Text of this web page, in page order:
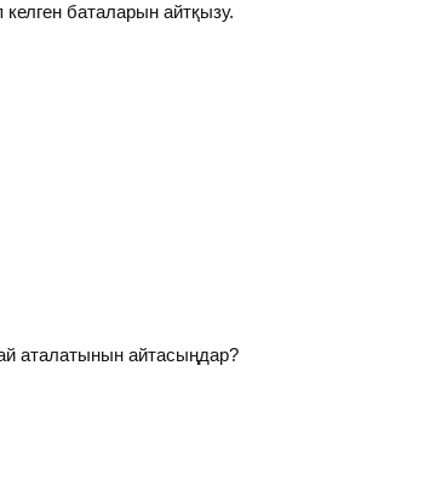
баталарын айтқызу.
аталатынын айтасыңдар?